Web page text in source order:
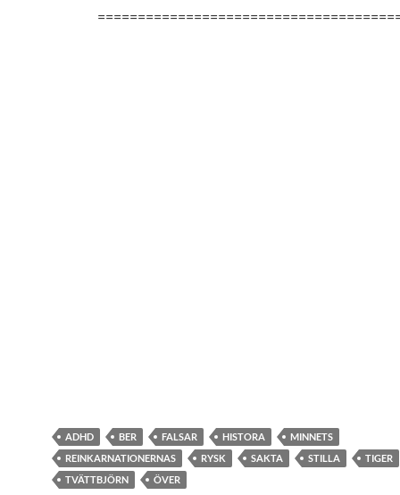
ADHD BER FALSAR HISTORA
MINNETS
REINKARNATIONERNAS
RYSK SAKTA STILLA
TIGER
TVÄTTBJÖRN
ÖVER